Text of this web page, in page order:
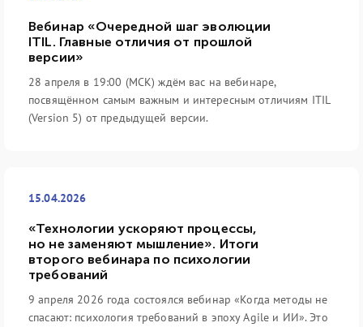
Вебинар «Очередной шаг эволюции
ITIL. Главные отличия от прошлой
версии»
28 апреля в 19:00 (МСК) ждём вас на вебинаре,
посвящённом самым важным и интересным отличиям ITIL
(Version 5) от предыдущей версии.
15.04.2026
«Технологии ускоряют процессы,
но не заменяют мышление». Итоги
второго вебинара по психологии
требований
9 апреля 2026 года состоялся вебинар «Когда методы не
спасают: психология требований в эпоху Agile и ИИ». Это